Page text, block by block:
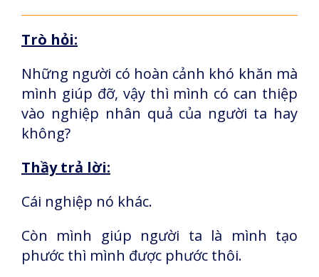
Trò hỏi:
Những người có hoàn cảnh khó khăn mà
mình giúp đỡ, vậy thì mình có can thiệp
vào nghiệp nhân quả của người ta hay
không?
Thầy trả lời:
Cái nghiệp nó khác.
Còn mình giúp người ta là mình tạo
phước thì mình được phước thôi.